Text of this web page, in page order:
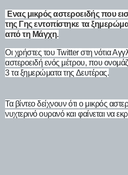
Eνας μικρός αστεροειδής που
της Γης εντοπίστηκε τα
από τη Μάγχη.
Οι χρήστες του Twitter στη νότια
αστεροειδή ενός μέτρου, που
3 τα ξημερώματα της Δευτέρας.
Τα βίντεο δείχνουν ότι ο μικρός
νυχτερινό ουρανό και φαίνεται να